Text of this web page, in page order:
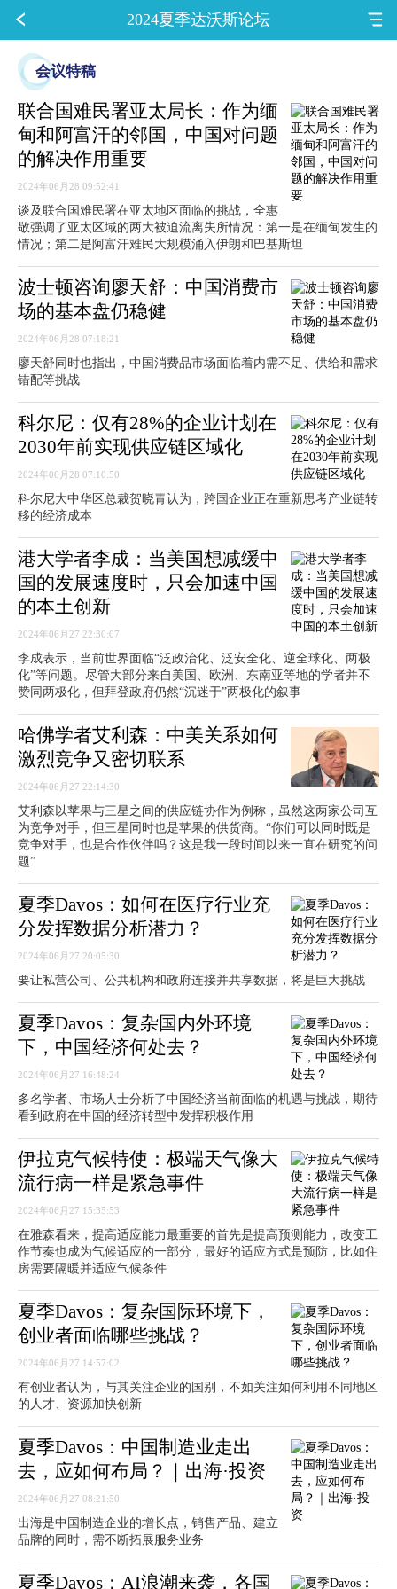
2024夏季达沃斯论坛
会议特稿
联合国难民署亚太局长：作为缅
甸和阿富汗的邻国，中国对问题
的解决作用重要
2024年06月28 09:52:41
谈及联合国难民署在亚太地区面临的挑战，全惠
敬强调了亚太区域的两大被迫流离失所情况：第一是在缅甸发生的
情况；第二是阿富汗难民大规模涌入伊朗和巴基斯坦
波士顿咨询廖天舒：中国消费市
场的基本盘仍稳健
2024年06月28 07:18:21
廖天舒同时也指出，中国消费品市场面临着内需不足、供给和需求
错配等挑战
科尔尼：仅有28%的企业计划在
2030年前实现供应链区域化
2024年06月28 07:10:50
科尔尼大中华区总裁贺晓青认为，跨国企业正在重新思考产业链转
移的经济成本
港大学者李成：当美国想减缓中
国的发展速度时，只会加速中国
的本土创新
2024年06月27 22:30:07
李成表示，当前世界面临“泛政治化、泛安全化、逆全球化、两极
化”等问题。尽管大部分来自美国、欧洲、东南亚等地的学者并不
赞同两极化，但拜登政府仍然“沉迷于”两极化的叙事
哈佛学者艾利森：中美关系如何
激烈竞争又密切联系
2024年06月27 22:14:30
艾利森以苹果与三星之间的供应链协作为例称，虽然这两家公司互
为竞争对手，但三星同时也是苹果的供货商。“你们可以同时既是
竞争对手，也是合作伙伴吗？这是我一段时间以来一直在研究的问
题”
夏季Davos：如何在医疗行业充
分发挥数据分析潜力？
2024年06月27 20:05:30
要让私营公司、公共机构和政府连接并共享数据，将是巨大挑战
夏季Davos：复杂国内外环境
下，中国经济何处去？
2024年06月27 16:48:24
多名学者、市场人士分析了中国经济当前面临的机遇与挑战，期待
看到政府在中国的经济转型中发挥积极作用
伊拉克气候特使：极端天气像大
流行病一样是紧急事件
2024年06月27 15:35:53
在雅森看来，提高适应能力最重要的首先是提高预测能力，改变工
作节奏也成为气候适应的一部分，最好的适应方式是预防，比如住
房需要隔暖并适应气候条件
夏季Davos：复杂国际环境下，
创业者面临哪些挑战？
2024年06月27 14:57:02
有创业者认为，与其关注企业的国别，不如关注如何利用不同地区
的人才、资源加快创新
夏季Davos：中国制造业走出
去，应如何布局？｜出海·投资
2024年06月27 08:21:50
出海是中国制造企业的增长点，销售产品、建立
品牌的同时，需不断拓展服务业务
夏季Davos：AI浪潮来袭，各国